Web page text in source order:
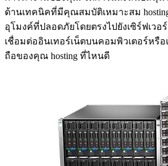
ด้านเทคนิคที่มีคุณสมบัติเหมาะสม
อุโมงค์ที่ปลอดภัยโดยตรงไปยังเซิร์ฟเวอ
เชื่อมต่ออินเทอร์เน็ตบนคอมพิวเตอร์หรื
ถือของคุณ hosting ที่ไหนดี